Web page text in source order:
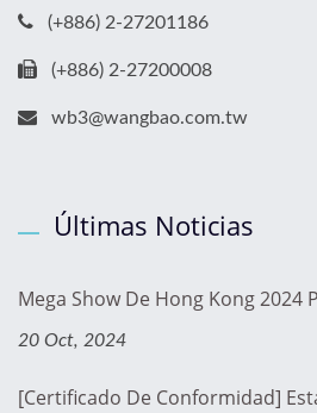
(+886) 2-27201186
(+886) 2-27200008
wb3@wangbao.com.tw
Últimas Noticias
Mega Show De Hong Kong 2024
20 Oct, 2024
[Certificado De Conformidad]